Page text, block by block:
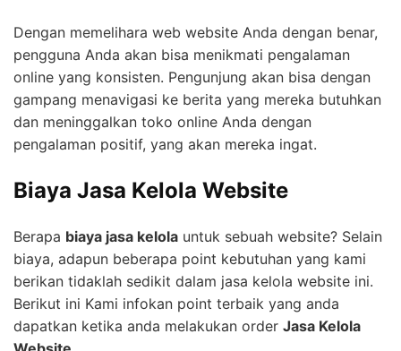
Dengan memelihara web website Anda dengan benar,
pengguna Anda akan bisa menikmati pengalaman
online yang konsisten. Pengunjung akan bisa dengan
gampang menavigasi ke berita yang mereka butuhkan
dan meninggalkan toko online Anda dengan
pengalaman positif, yang akan mereka ingat.
Biaya Jasa Kelola Website
Berapa biaya jasa kelola untuk sebuah website? Selain
biaya, adapun beberapa point kebutuhan yang kami
berikan tidaklah sedikit dalam jasa kelola website ini.
Berikut ini Kami infokan point terbaik yang anda
dapatkan ketika anda melakukan order Jasa Kelola